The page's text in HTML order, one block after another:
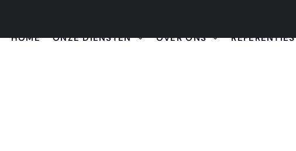
HOME ONZE DIENSTEN OVER ONS REFERENTIES